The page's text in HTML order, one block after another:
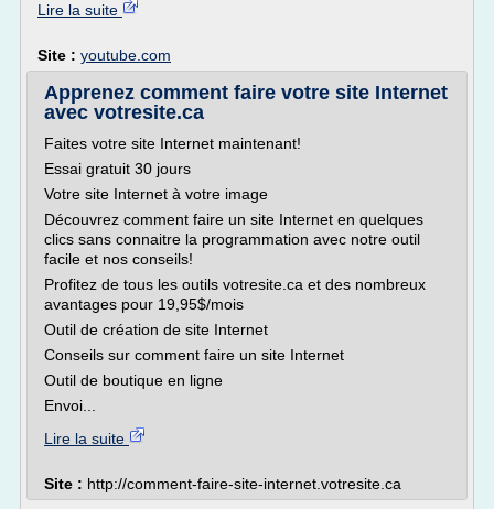
Lire la suite
Site : youtube.com
Apprenez comment faire votre site Internet
avec votresite.ca
Faites votre site Internet maintenant!
Essai gratuit 30 jours
Votre site Internet à votre image
Découvrez comment faire un site Internet en quelques
clics sans connaitre la programmation avec notre outil
facile et nos conseils!
Profitez de tous les outils votresite.ca et des nombreux
avantages pour 19,95$/mois
Outil de création de site Internet
Conseils sur comment faire un site Internet
Outil de boutique en ligne
Envoi...
Lire la suite
Site : http://comment-faire-site-internet.votresite.ca